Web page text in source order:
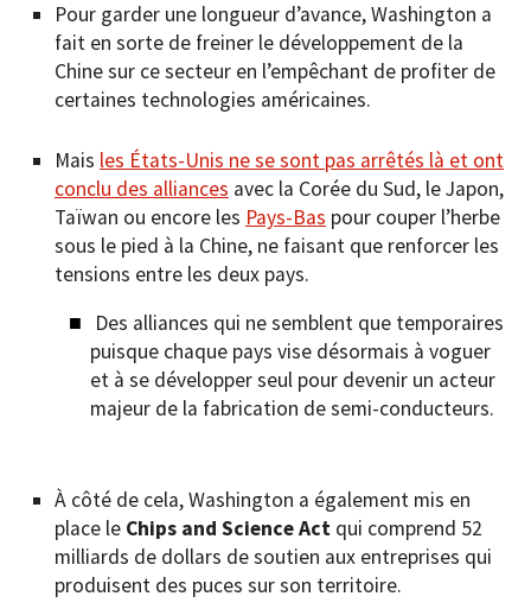
Pour garder une longueur d’avance, Washington a
fait en sorte de freiner le développement de la
Chine sur ce secteur en l’empêchant de profiter de
certaines technologies américaines.
Mais les États-Unis ne se sont pas arrêtés là et ont
conclu des alliances avec la Corée du Sud, le Japon,
Taïwan ou encore les Pays-Bas pour couper l’herbe
sous le pied à la Chine, ne faisant que renforcer les
tensions entre les deux pays.
Des alliances qui ne semblent que temporaires
puisque chaque pays vise désormais à voguer
et à se développer seul pour devenir un acteur
majeur de la fabrication de semi-conducteurs.
À côté de cela, Washington a également mis en
place le Chips and Science Act qui comprend 52
milliards de dollars de soutien aux entreprises qui
produisent des puces sur son territoire.